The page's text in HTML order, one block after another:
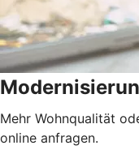
Mehr Wohnqualität
online anfragen.